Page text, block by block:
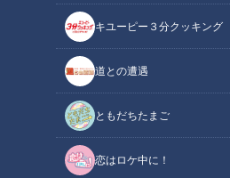
キユーピー３分クッキング
道との遭遇
ともだちたまご
恋はロケ中に！
CBCテレビ：画像 『チャント！』
この記事の画像（全7枚）